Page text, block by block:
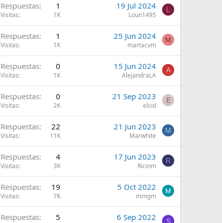
Respuestas 1
Visitas 1K
19 Jul 2024
Loun1495
L
Respuestas 1
Visitas 1K
25 Jun 2024
martacvm
M
Respuestas 0
Visitas 1K
15 Jun 2024
AlejandraLA
A
Respuestas 0
Visitas 2K
21 Sep 2023
elcid
E
Respuestas 22
Visitas 11K
21 Jun 2023
Marwhite
M
Respuestas 4
Visitas 3K
17 Jun 2023
Ricinm
R
Respuestas 19
Visitas 7K
5 Oct 2022
mmgm
Respuestas 5 6 Sep 2022 S